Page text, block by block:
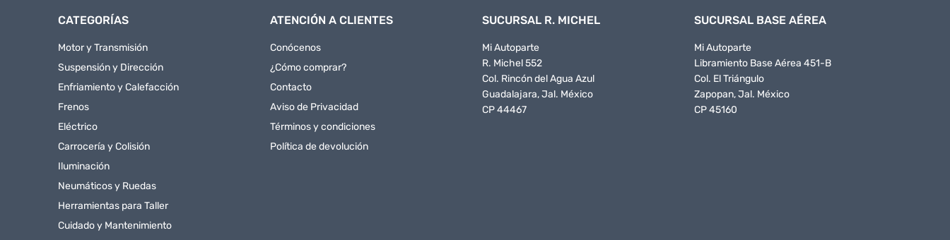
CATEGORÍAS
Motor y Transmisión
Suspensión y Dirección
Enfriamiento y Calefacción
Frenos
Eléctrico
Carrocería y Colisión
Iluminación
Neumáticos y Ruedas
Herramientas para Taller
Cuidado y Mantenimiento
ATENCIÓN A CLIENTES
Conócenos
¿Cómo comprar?
Contacto
Aviso de Privacidad
Términos y condiciones
Política de devolución
SUCURSAL R. MICHEL
Mi Autoparte
R. Michel 552
Col. Rincón del Agua Azul
Guadalajara, Jal. México
CP 44467
SUCURSAL BASE AÉREA
Mi Autoparte
Libramiento Base Aérea 451-B
Col. El Triángulo
Zapopan, Jal. México
CP 45160